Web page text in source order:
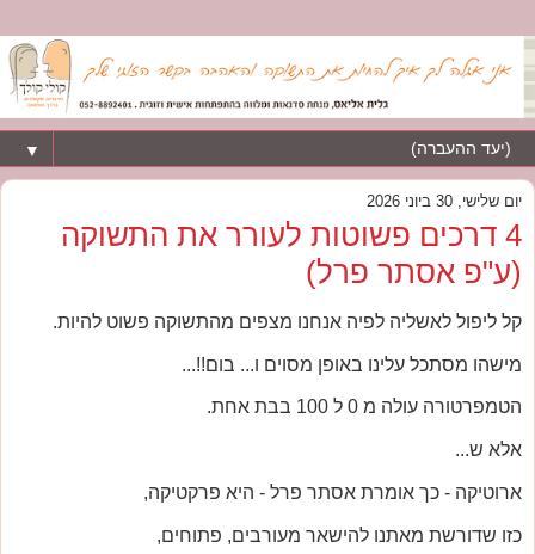
▼
יום שלישי, 30 ביוני 2026
4 דרכים פשוטות לעורר את התשוקה
(ע"פ אסתר פרל)
קל ליפול לאשליה לפיה אנחנו מצפים מהתשוקה פשוט להיות.
מישהו מסתכל עלינו באופן מסוים ו... בום!!...
הטמפרטורה עולה מ 0 ל 100 בבת אחת.
אלא ש...
ארוטיקה - כך אומרת אסתר פרל - היא פרקטיקה,
כזו שדורשת מאתנו להישאר מעורבים, פתוחים,